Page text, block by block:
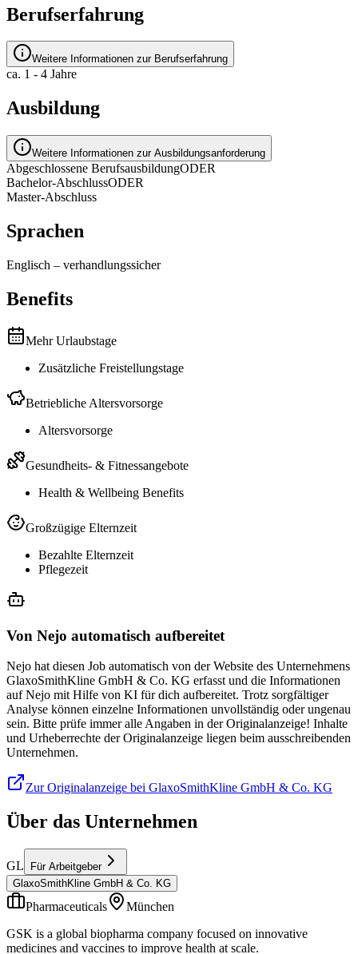
Berufserfahrung
Weitere Informationen zur Berufserfahrung
ca. 1 - 4 Jahre
Ausbildung
Weitere Informationen zur Ausbildungsanforderung
Abgeschlossene BerufsausbildungODER
Bachelor-AbschlussODER
Master-Abschluss
Sprachen
Englisch – verhandlungssicher
Benefits
Mehr Urlaubstage
Zusätzliche Freistellungstage
Betriebliche Altersvorsorge
Altersvorsorge
Gesundheits- & Fitnessangebote
Health & Wellbeing Benefits
Großzügige Elternzeit
Bezahlte Elternzeit
Pflegezeit
Von Nejo automatisch aufbereitet
Nejo hat diesen Job automatisch von der Website des Unternehmens
GlaxoSmithKline GmbH & Co. KG erfasst und die Informationen
auf Nejo mit Hilfe von KI für dich aufbereitet. Trotz sorgfältiger
Analyse können einzelne Informationen unvollständig oder ungenau
sein. Bitte prüfe immer alle Angaben in der Originalanzeige! Inhalte
und Urheberrechte der Originalanzeige liegen beim ausschreibenden
Unternehmen.
Zur Originalanzeige bei GlaxoSmithKline GmbH & Co. KG
Über das Unternehmen
GL
Für Arbeitgeber
GlaxoSmithKline GmbH & Co. KG
Pharmaceuticals
München
GSK is a global biopharma company focused on innovative
medicines and vaccines to improve health at scale.